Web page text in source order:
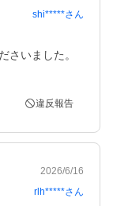
shi*****さん
さいました。
違反報告
2026/6/16
rlh*****さん